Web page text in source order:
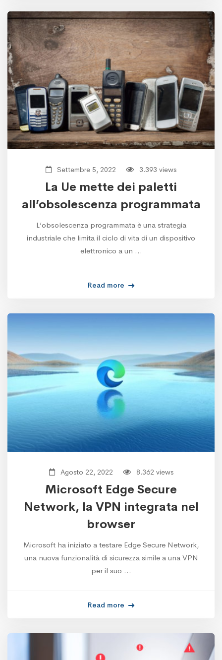
Settembre 5, 2022 3.393 views
La Ue mette dei paletti
all’obsolescenza programmata
L’obsolescenza programmata è una strategia
industriale che limita il ciclo di vita di un dispositivo
elettronico a un …
Read more
Agosto 22, 2022 8.362 views
Microsoft Edge Secure
Network, la VPN integrata nel
browser
Microsoft ha iniziato a testare Edge Secure Network,
una nuova funzionalità di sicurezza simile a una VPN
per il suo …
Read more